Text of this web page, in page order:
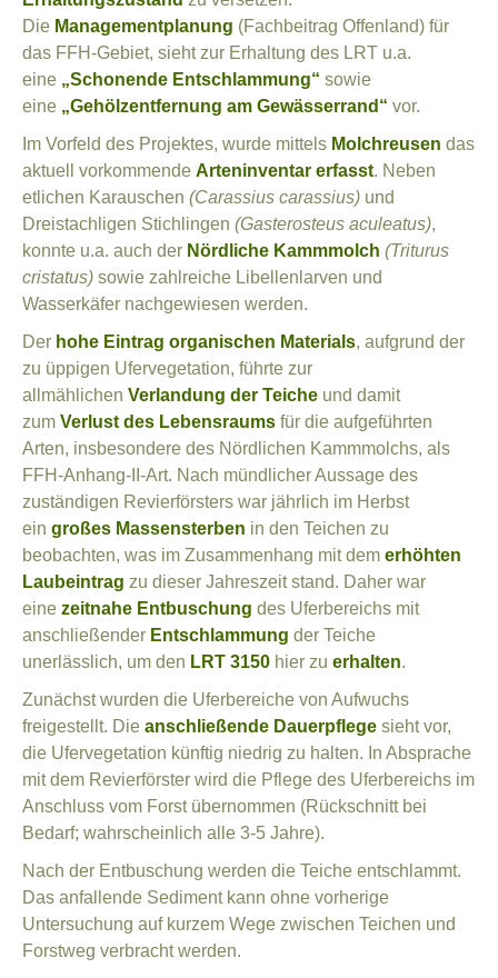
Die Managementplanung (Fachbeitrag Offenland) für
das FFH-Gebiet, sieht zur Erhaltung des LRT u.a.
eine „Schonende Entschlammung“ sowie
eine „Gehölzentfernung am Gewässerrand“ vor.
Im Vorfeld des Projektes, wurde mittels Molchreusen das
aktuell vorkommende Arteninventar erfasst. Neben
etlichen Karauschen (Carassius carassius) und
Dreistachligen Stichlingen (Gasterosteus aculeatus),
konnte u.a. auch der Nördliche Kammmolch (Triturus
cristatus) sowie zahlreiche Libellenlarven und
Wasserkäfer nachgewiesen werden.
Der hohe Eintrag organischen Materials, aufgrund der
zu üppigen Ufervegetation, führte zur
allmählichen Verlandung der Teiche und damit
zum Verlust des Lebensraums für die aufgeführten
Arten, insbesondere des Nördlichen Kammmolchs, als
FFH-Anhang-II-Art. Nach mündlicher Aussage des
zuständigen Revierförsters war jährlich im Herbst
ein großes Massensterben in den Teichen zu
beobachten, was im Zusammenhang mit dem erhöhten
Laubeintrag zu dieser Jahreszeit stand. Daher war
eine zeitnahe Entbuschung des Uferbereichs mit
anschließender Entschlammung der Teiche
unerlässlich, um den LRT 3150 hier zu erhalten.
Zunächst wurden die Uferbereiche von Aufwuchs
freigestellt. Die anschließende Dauerpflege sieht vor,
die Ufervegetation künftig niedrig zu halten. In Absprache
mit dem Revierförster wird die Pflege des Uferbereichs im
Anschluss vom Forst übernommen (Rückschnitt bei
Bedarf; wahrscheinlich alle 3-5 Jahre).
Nach der Entbuschung werden die Teiche entschlammt.
Das anfallende Sediment kann ohne vorherige
Untersuchung auf kurzem Wege zwischen Teichen und
Forstweg verbracht werden.